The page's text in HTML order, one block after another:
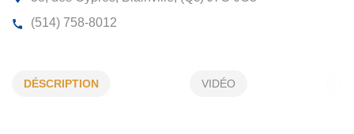
AXE TOITURES INC
DÉSCRIPTION VIDÉO